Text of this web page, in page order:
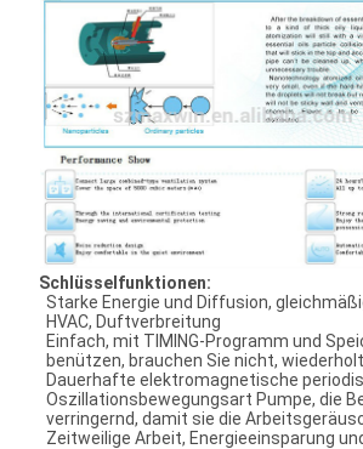
Schlüsselfunktionen:
Starke Energie und Diffusion,
HVAC, Duftverbreitung
Einfach, mit TIMING-Programm und
benützen, brauchen Sie nicht,
Dauerhafte elektromagnetische
Oszillationsbewegungsart Pumpe, die
verringernd, damit sie die
Zeitweilige Arbeit, Energieeinsparung